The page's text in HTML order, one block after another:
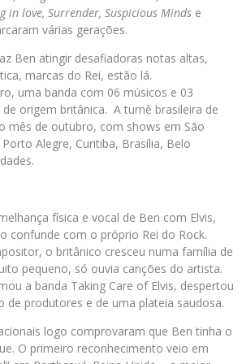
in love, Surrender, Suspicious Minds e
várias gerações.
Ben atingir desafiadoras notas altas,
marcas do Rei, estão lá.
uma banda com 06 músicos e 03
origem britânica. A turnê brasileira de
mês de outubro, com shows em São
Alegre, Curitiba, Brasília, Belo
física e vocal de Ben com Elvis,
confunde com o próprio Rei do Rock.
o britânico cresceu numa família de
pequeno, só ouvia canções do artista.
a banda Taking Care of Elvis, despertou
de produtores e de uma plateia saudosa.
logo comprovaram que Ben tinha o
O primeiro reconhecimento veio em